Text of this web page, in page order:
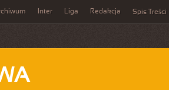
Inter Liga Redakcja Spis Treści